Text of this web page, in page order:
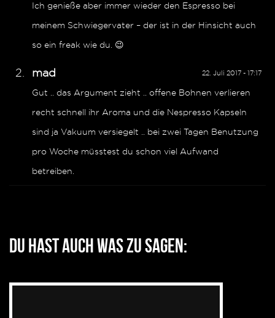
Ich genieße aber immer wieder den Espresso bei
meinem Schwiegervater – der ist in der Hinsicht auch
so ein freak wie du. 😉
22. Juli 2017 - 17:17
mad
Gut .. das Argument zieht .. offene Bohnen verlieren
recht schnell ihr Aroma und die Nespresso Kapseln
sind ja Vakuum versiegelt .. bei zwei Tagen Benutzung
pro Woche müsstest du schon viel Aufwand
betreiben.
Du hast auch was zu sagen: